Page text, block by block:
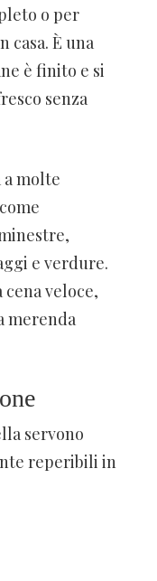
o per
È una
è finito e si
senza
molte
e verdure.
cena veloce,
merenda
servono
reperibili in